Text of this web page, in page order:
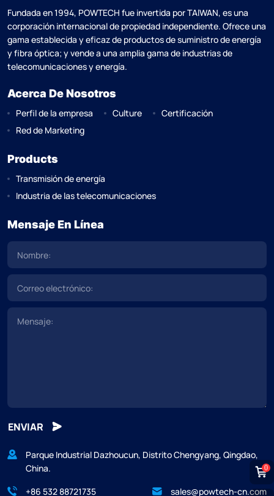
Fundada en 1994, POWTECH fue invertida por TAlWAN, es una
corporación internacional de propiedad independiente. Ofrece una
gama establecida y eficaz de productos de suministro de energía
y fibra óptica; y vende a una amplia gama de industrias de
telecomunicaciones y energía.
Acerca De Nosotros
Perfil de la empresa Culture
Certificación
Red de Marketing
Products
Transmisión de energía
Industria de las telecomunicaciones
Mensaje En Línea
ENVIAR
Parque Industrial Dazhoucun, Distrito Chengyang, Qingdao,
China.
+86 532 88721735
sales@powtech-cn.com
0